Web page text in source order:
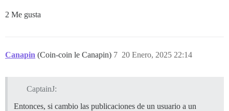
2 Me gusta
Canapin (Coin-coin le Canapin) 20 Enero, 2025 22:14
7
CaptainJ:
Entonces, si cambio las publicaciones de un usuario a un